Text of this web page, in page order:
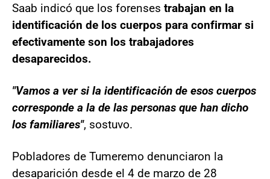
Saab indicó que los forenses trabajan en la
identificación de los cuerpos para confirmar si
efectivamente son los trabajadores
desaparecidos.
"Vamos a ver si la identificación de esos cuerpos
corresponde a la de las personas que han dicho
los familiares", sostuvo.
Pobladores de Tumeremo denunciaron la
desaparición desde el 4 de marzo de 28